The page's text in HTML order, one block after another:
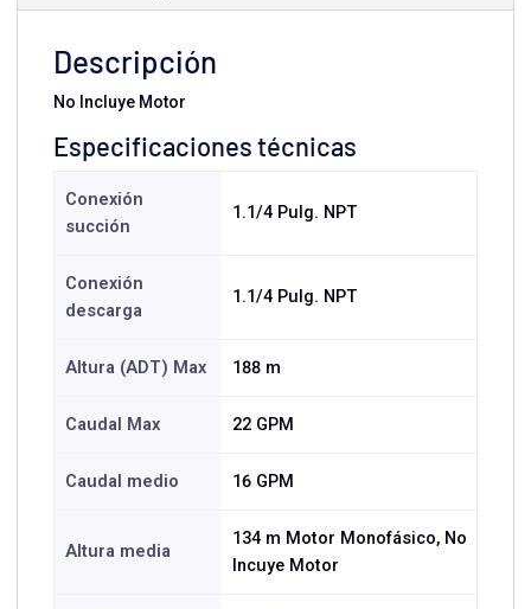
Descripción
No Incluye Motor
Especificaciones técnicas
Conexión
succión
1.1/4 Pulg. NPT
Conexión
descarga
1.1/4 Pulg. NPT
Altura (ADT) Max 188 m
Caudal Max 22 GPM
Caudal medio 16 GPM
Altura media
134 m Motor Monofásico, No
Incuye Motor